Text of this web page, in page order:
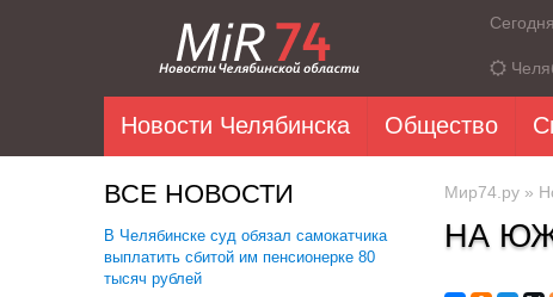
Новости Челябинска Общество
ВСЕ НОВОСТИ
В Челябинске суд обязал самокатчика
выплатить сбитой им пенсионерке 80
тысяч рублей
Мир74.ру »
НА